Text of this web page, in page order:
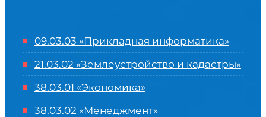
09.03.03 «Прикладная информатика»
21.03.02 «Землеустройство и кадастры»
38.03.01 «Экономика»
38.03.02 «Менеджмент»